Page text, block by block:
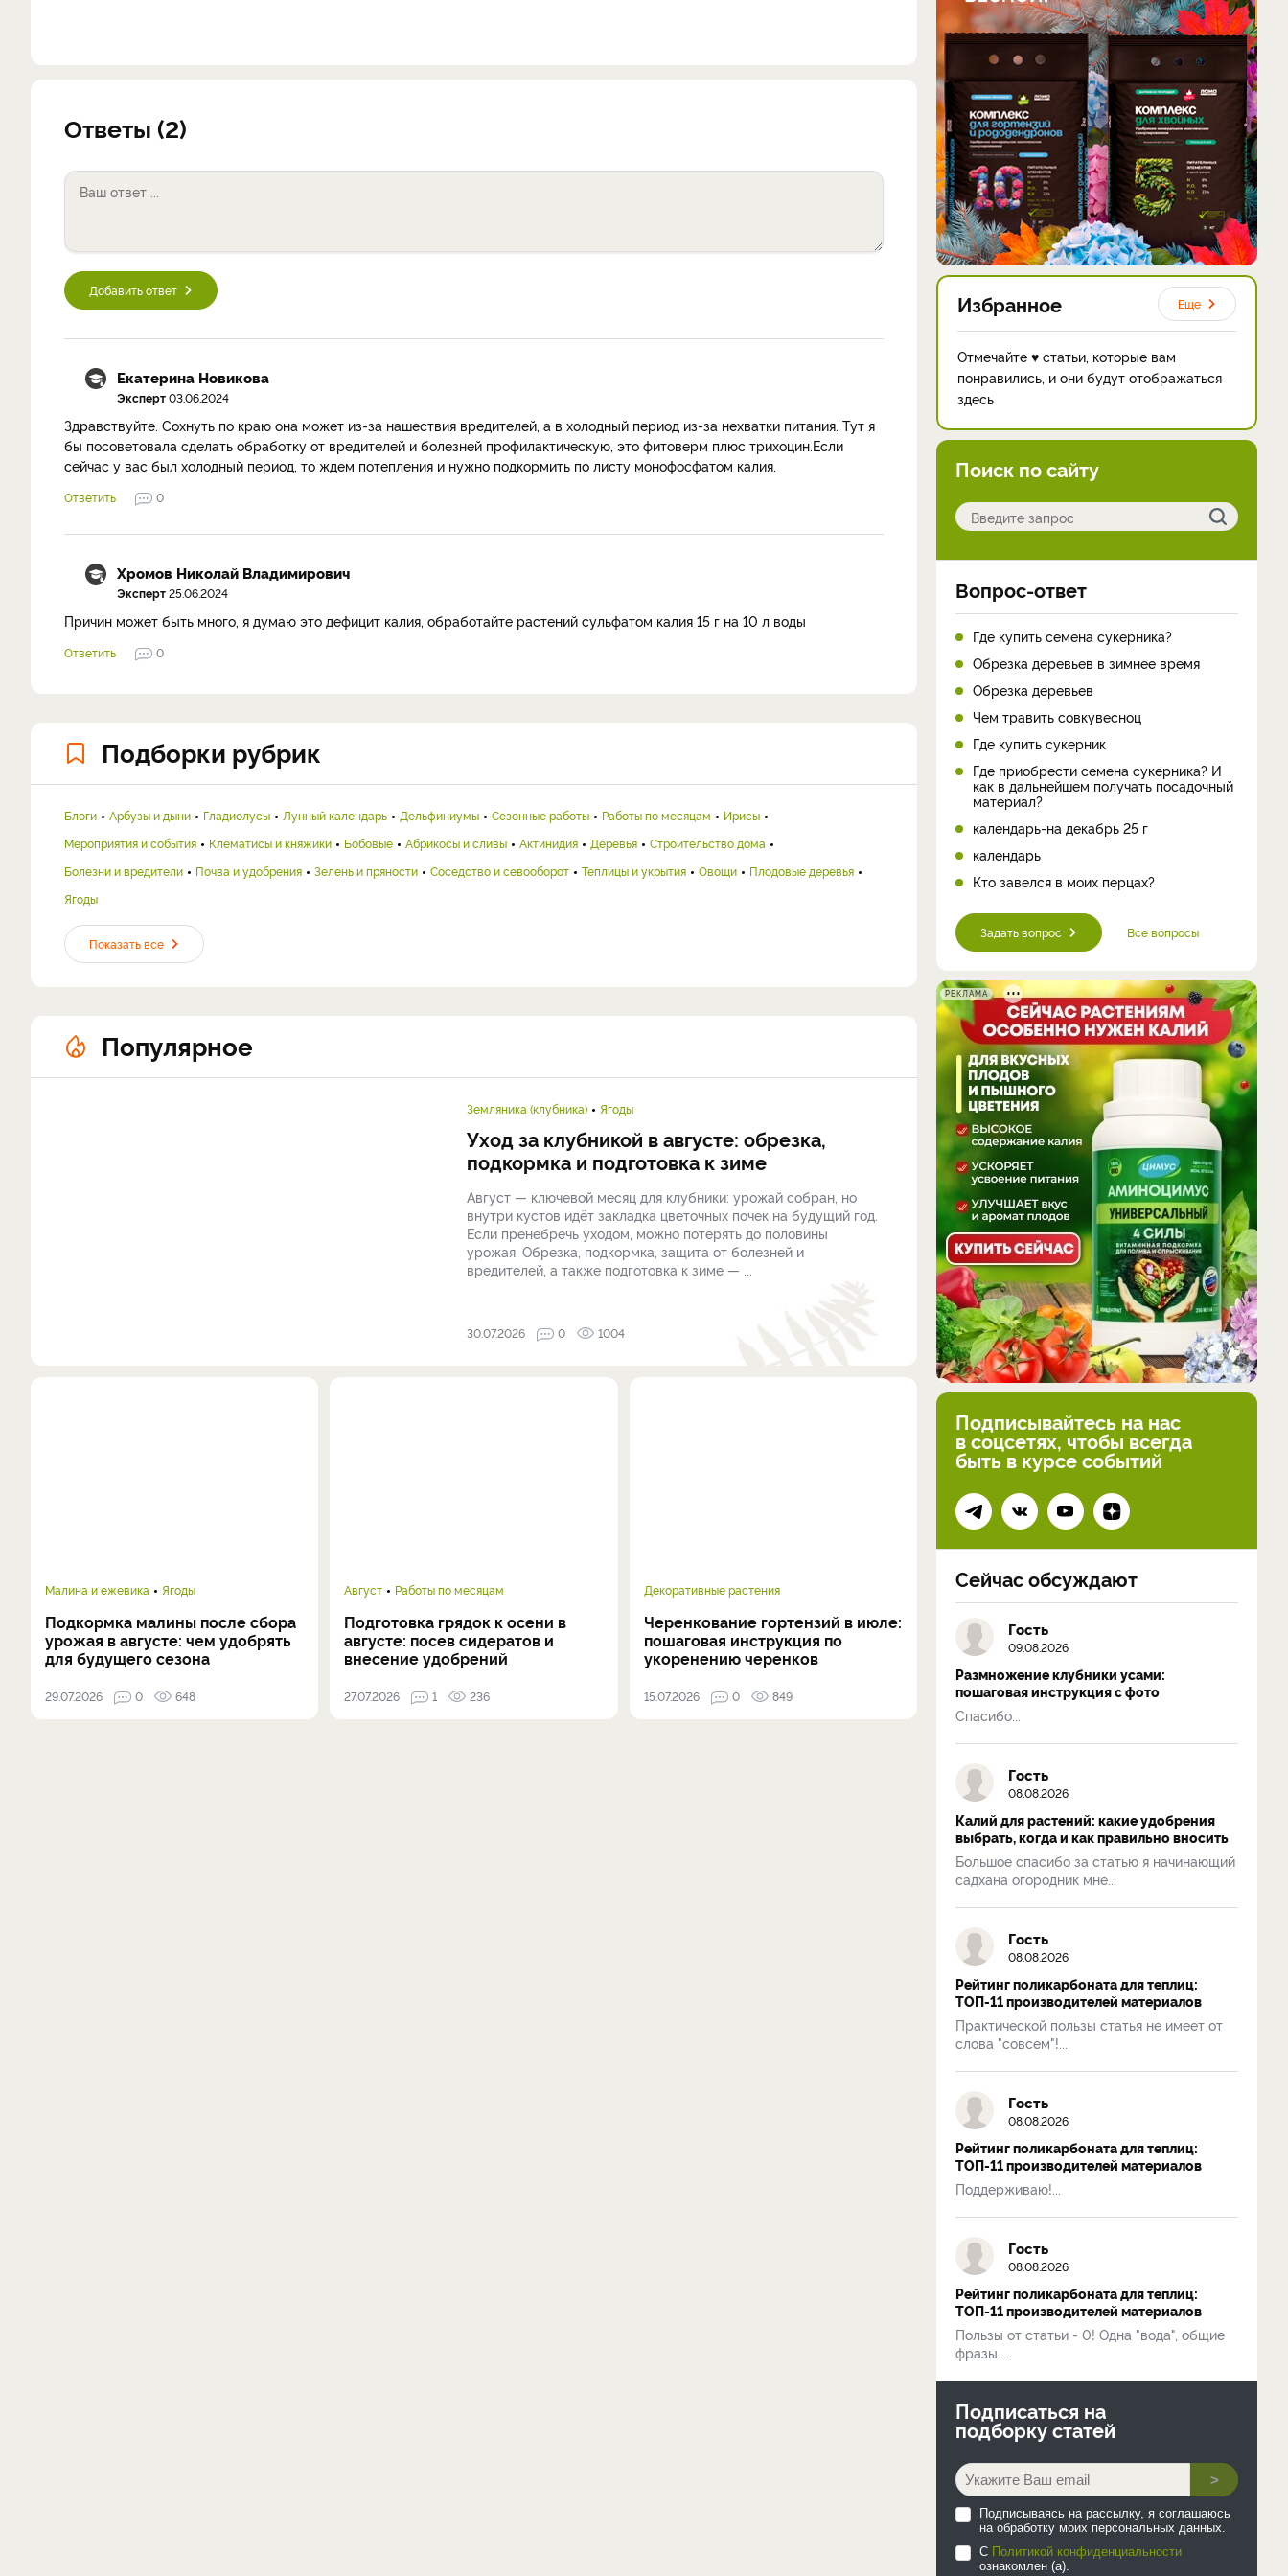
Ответы (2)
Добавить ответ
Екатерина Новикова
Эксперт03.06.2024
Здравствуйте. Сохнуть по краю она может из-за нашествия вредителей, а в холодный период из-за нехватки питания. Тут я
бы посоветовала сделать обработку от вредителей и болезней профилактическую, это фитоверм плюс трихоцин.Если
сейчас у вас был холодный период, то ждем потепления и нужно подкормить по листу монофосфатом калия.
Ответить 0
Хромов Николай Владимирович
Эксперт25.06.2024
Причин может быть много, я думаю это дефицит калия, обработайте растений сульфатом калия 15 г на 10 л воды
Ответить 0
Подборки рубрик
Блоги Арбузы и дыни Гладиолусы Лунный календарь Дельфиниумы Сезонные работы Работы по месяцам
Ирисы
Мероприятия и события
Клематисы и княжики Бобовые Абрикосы и сливы Актинидия Деревья
Строительство дома
Болезни и вредители
Почва и удобрения Зелень и пряности Соседство и севооборот Теплицы и укрытия Овощи
Плодовые деревья
Ягоды
Показать все
Популярное
Земляника (клубника) Ягоды
Уход за клубникой в августе: обрезка,
подкормка и подготовка к зиме
Август — ключевой месяц для клубники: урожай собран, но
внутри кустов идёт закладка цветочных почек на будущий год.
Если пренебречь уходом, можно потерять до половины
урожая. Обрезка, подкормка, защита от болезней и
вредителей, а также подготовка к зиме — ...
30.07.2026 0 1004
Малина и ежевика Ягоды
Подкормка малины после сбора
урожая в августе: чем удобрять
для будущего сезона
29.07.2026 0 648
Август Работы по месяцам
Подготовка грядок к осени в
августе: посев сидератов и
внесение удобрений
27.07.2026 1 236
Декоративные растения
Черенкование гортензий в июле:
пошаговая инструкция по
укоренению черенков
15.07.2026 0 849
Избранное Еще
Отмечайте ♥ статьи, которые вам
понравились, и они будут отображаться
здесь
Поиск по сайту
Вопрос-ответ
Где купить семена сукерника?
Обрезка деревьев в зимнее время
Обрезка деревьев
Чем травить совкувесноц
Где купить сукерник
Где приобрести семена сукерника? И
как в дальнейшем получать посадочный
материал?
календарь-на декабрь 25 г
календарь
Кто завелся в моих перцах?
Задать вопрос Все вопросы
РЕКЛАМА
Подписывайтесь на нас
в соцсетях, чтобы всегда
быть в курсе событий
Сейчас обсуждают
Гость
09.08.2026
Размножение клубники усами:
пошаговая инструкция с фото
Спасибо...
Гость
08.08.2026
Калий для растений: какие удобрения
выбрать, когда и как правильно вносить
Большое спасибо за статью я начинающий
садхана огородник мне...
Гость
08.08.2026
Рейтинг поликарбоната для теплиц:
ТОП-11 производителей материалов
Практической пользы статья не имеет от
слова "совсем"!...
Гость
08.08.2026
Рейтинг поликарбоната для теплиц:
ТОП-11 производителей материалов
Поддерживаю!...
Гость
08.08.2026
Рейтинг поликарбоната для теплиц:
ТОП-11 производителей материалов
Пользы от статьи - 0! Одна "вода", общие
фразы....
Подписаться на
подборку статей
>
Подписываясь на рассылку, я соглашаюсь
на обработку моих персональных данных.
С Политикой конфиденциальности
ознакомлен (а).